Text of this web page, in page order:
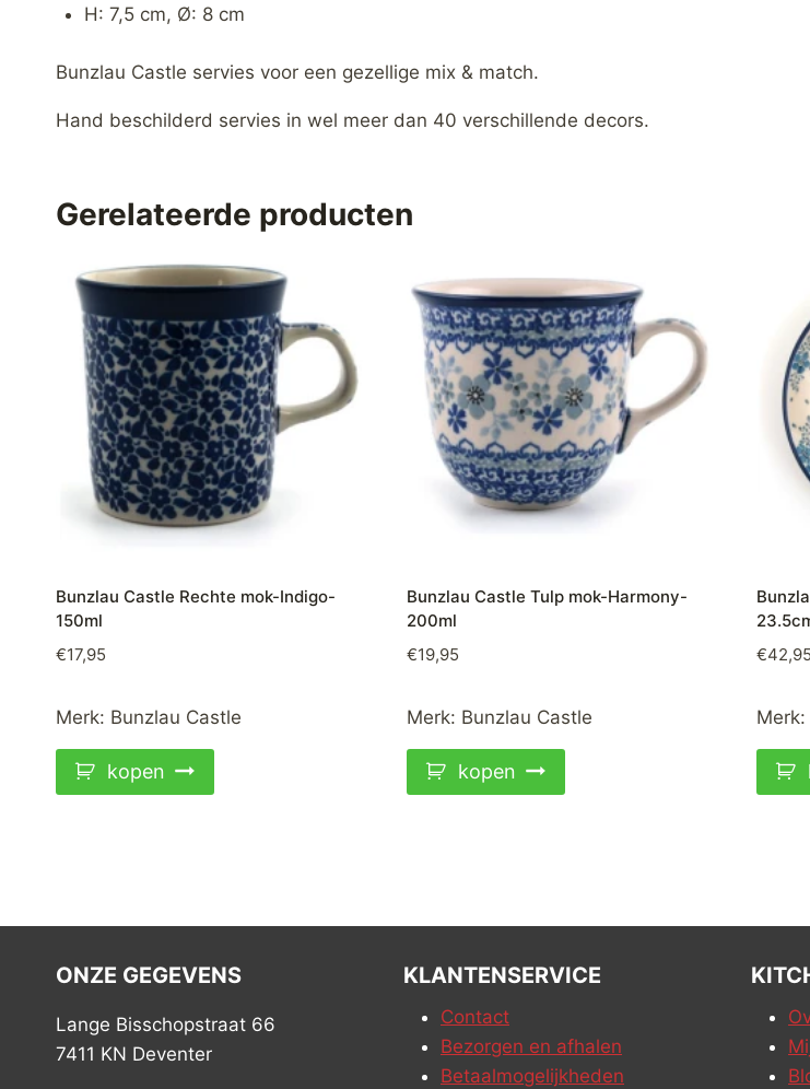
H: 7,5 cm, Ø: 8 cm
Bunzlau Castle servies voor een gezellige mix & match.
Hand beschilderd servies in wel meer dan 40 verschillende decors.
Gerelateerde producten
Bunzlau Castle Rechte mok-Indigo-
150ml
€17,95
Merk: Bunzlau Castle
kopen
Bunzlau Castle Tulp mok-Harmony-
200ml
€19,95
Merk: Bunzlau Castle
kopen
€42,95
Merk:
ONZE GEGEVENS
Lange Bisschopstraat 66
7411 KN Deventer
KLANTENSERVICE
Contact
Bezorgen en afhalen
Betaalmogelijkheden